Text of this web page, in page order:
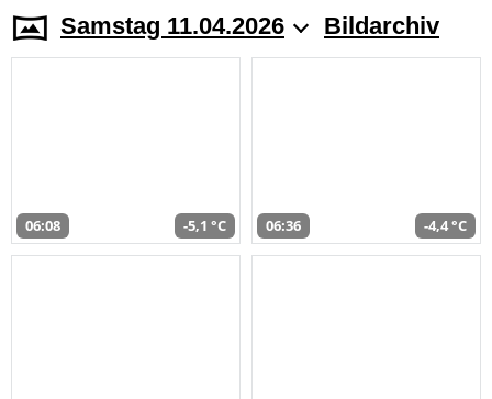
Samstag 11.04.2026 Bildarchiv
06:08 -5,1 °C 06:36 -4,4 °C